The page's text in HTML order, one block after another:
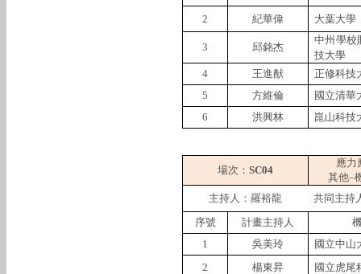
2 紀華偉 大葉大學
3 邱銘杰
中州學校
技大學
4
王進猷
正修科技
5
方維倫
國立清華
6
洪興林 崑山科技
場次： SC04
應力
其他–
主持人：羅裕龍
共同主持
序號
計畫主持人
1
吳美玲
國立中山
2
楊東昇
國立虎尾